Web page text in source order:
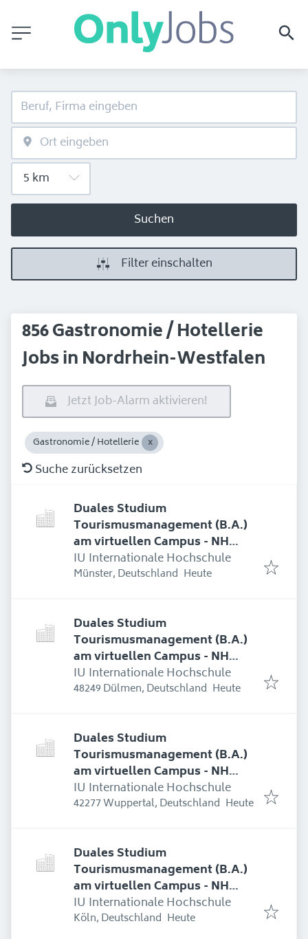
Suchen
Filter einschalten
856 Gastronomie / Hotellerie
Jobs in Nordrhein-Westfalen
Jetzt Job-Alarm aktivieren!
Gastronomie / Hotellerie
Suche zurücksetzen
Duales Studium
Tourismusmanagement (B.A.)
am virtuellen Campus - NH
Hotel Bingen
IU Internationale Hochschule
Münster, Deutschland Erschienen
Heute
Duales Studium
Tourismusmanagement (B.A.)
am virtuellen Campus - NH
Hotel Bingen
IU Internationale Hochschule
48249 Dülmen, Deutschland Erschienen :
Heute
Duales Studium
Tourismusmanagement (B.A.)
am virtuellen Campus - NH
Hotel Bingen
IU Internationale Hochschule
42277 Wuppertal, Deutschland Erschienen
Heute
Duales Studium
Tourismusmanagement (B.A.)
am virtuellen Campus - NH
Hotel Bingen
IU Internationale Hochschule
Köln, Deutschland Erschienen
Heute